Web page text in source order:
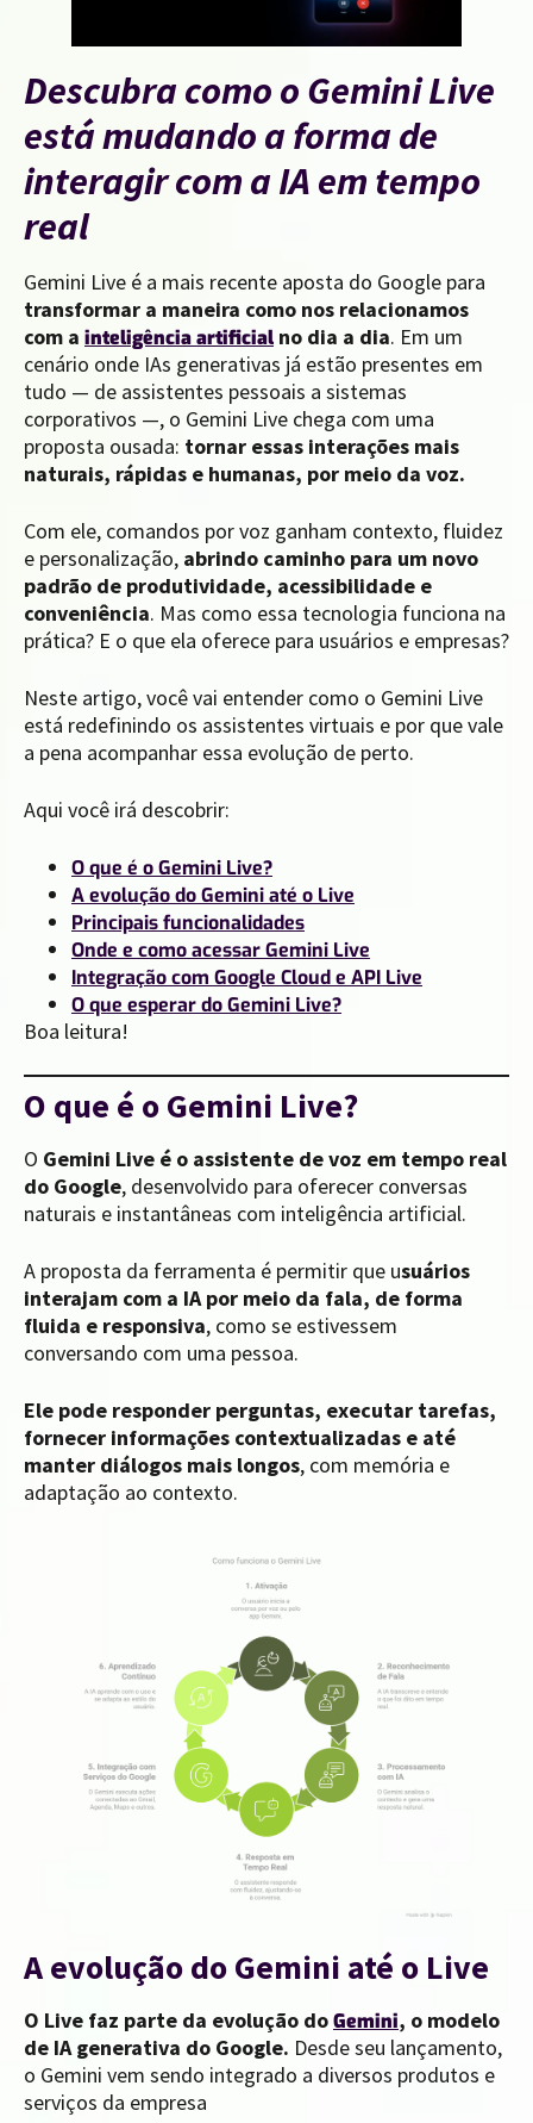
Descubra como o Gemini Live
está mudando a forma de
interagir com a IA em tempo
real
Gemini Live é a mais recente aposta do Google para
transformar a maneira como nos relacionamos
com a inteligência artificial no dia a dia. Em um
cenário onde IAs generativas já estão presentes em
tudo — de assistentes pessoais a sistemas
corporativos —, o Gemini Live chega com uma
proposta ousada: tornar essas interações mais
naturais, rápidas e humanas, por meio da voz.
Com ele, comandos por voz ganham contexto, fluidez
e personalização, abrindo caminho para um novo
padrão de produtividade, acessibilidade e
conveniência. Mas como essa tecnologia funciona na
prática? E o que ela oferece para usuários e empresas?
Neste artigo, você vai entender como o Gemini Live
está redefinindo os assistentes virtuais e por que vale
a pena acompanhar essa evolução de perto.
Aqui você irá descobrir:
O que é o Gemini Live?
A evolução do Gemini até o Live
Principais funcionalidades
Onde e como acessar Gemini Live
Integração com Google Cloud e API Live
O que esperar do Gemini Live?
Boa leitura!
O que é o Gemini Live?
O Gemini Live é o assistente de voz em tempo real
do Google, desenvolvido para oferecer conversas
naturais e instantâneas com inteligência artificial.
A proposta da ferramenta é permitir que usuários
interajam com a IA por meio da fala, de forma
fluida e responsiva, como se estivessem
conversando com uma pessoa.
Ele pode responder perguntas, executar tarefas,
fornecer informações contextualizadas e até
manter diálogos mais longos, com memória e
adaptação ao contexto.
A evolução do Gemini até o Live
O Live faz parte da evolução doGemini, o modelo
de IA generativa do Google. Desde seu lançamento,
o Gemini vem sendo integrado a diversos produtos e
serviços da empresa